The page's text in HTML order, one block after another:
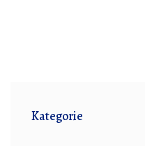
Kategorie